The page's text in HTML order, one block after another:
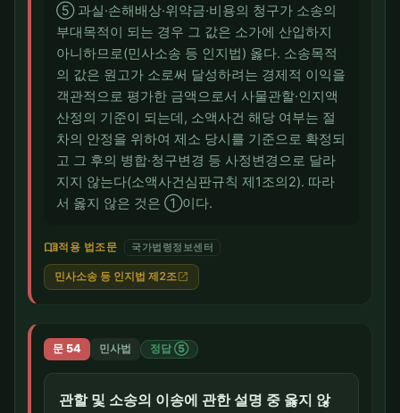
⑤ 과실·손해배상·위약금·비용의 청구가 소송의
부대목적이 되는 경우 그 값은 소가에 산입하지
아니하므로(민사소송 등 인지법) 옳다. 소송목적
의 값은 원고가 소로써 달성하려는 경제적 이익을
객관적으로 평가한 금액으로서 사물관할·인지액
산정의 기준이 되는데, 소액사건 해당 여부는 절
차의 안정을 위하여 제소 당시를 기준으로 확정되
고 그 후의 병합·청구변경 등 사정변경으로 달라
지지 않는다(소액사건심판규칙 제1조의2). 따라
서 옳지 않은 것은 ①이다.
menu_book적용 법조문 국가법령정보센터
민사소송 등 인지법 제2조 open_in_new
문 54 민사법 정답 ⑤
관할 및 소송의 이송에 관한 설명 중 옳지 않